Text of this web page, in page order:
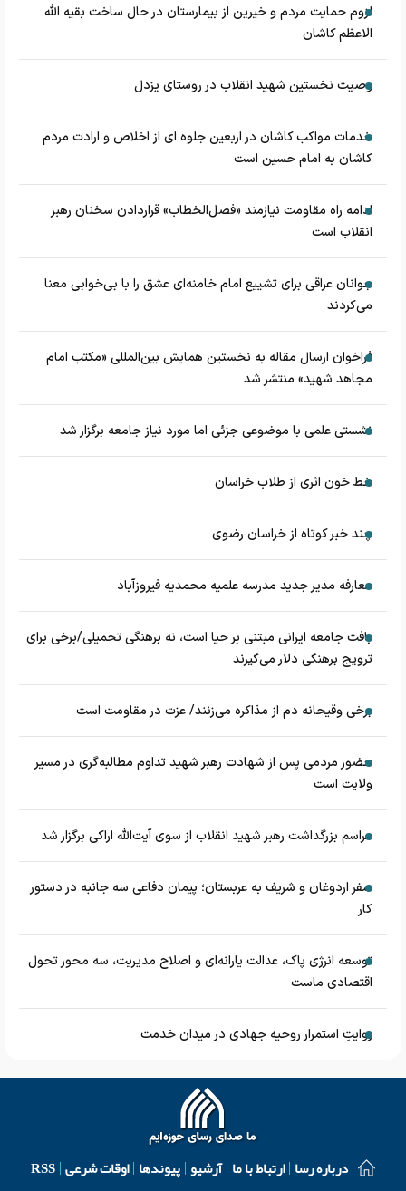
لزوم حمایت مردم و خیرین از بیمارستان در حال ساخت بقیه الله
الاعظم کاشان
وصیت نخستین شهید انقلاب در روستای یزدل
خدمات مواکب کاشان در اربعین جلوه ای از اخلاص و ارادت مردم
کاشان به امام حسین است
ادامه راه مقاومت نیازمند «فصل‌الخطاب» قراردادن سخنان رهبر
انقلاب است
جوانان عراقی برای تشییع امام خامنه‌ای عشق را با بی‌خوابی معنا
می‌کردند
فراخوان ارسال مقاله به نخستین همایش بین‌المللی «مکتب امام
مجاهد شهید» منتشر شد
نشستی علمی با موضوعی جزئی اما مورد نیاز جامعه برگزار شد
خط خون اثری از طلاب خراسان
چند خبر کوتاه از خراسان رضوی
معارفه مدیر جدید مدرسه علمیه محمدیه فیروزآباد
بافت جامعه ایرانی مبتنی بر حیا است، نه برهنگی تحمیلی/برخی برای
ترویج برهنگی دلار می‌گیرند
برخی وقیحانه دم از مذاکره می‌زنند/ عزت در مقاومت است
حضور مردمی پس از شهادت رهبر شهید تداوم مطالبه‌گری در مسیر
ولایت است
مراسم بزرگداشت رهبر شهید انقلاب از سوی آیت‌الله اراکی برگزار شد
سفر اردوغان و شریف به عربستان؛ پیمان دفاعی سه جانبه در دستور
کار
توسعه انرژی پاک، عدالت یارانه‌ای و اصلاح مدیریت، سه محور تحول
اقتصادی ماست
روایتِ استمرار روحیه جهادی در میدان خدمت
درباره رسا ارتباط با ما آرشیو پیوندها اوقات شرعی RSS